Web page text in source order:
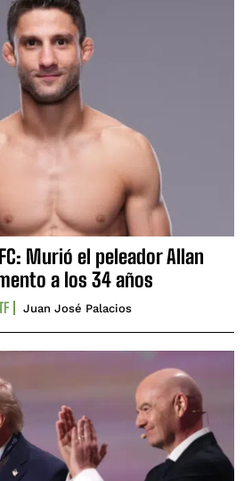
Murió el peleador Allan
a los 34 años
Juan José Palacios